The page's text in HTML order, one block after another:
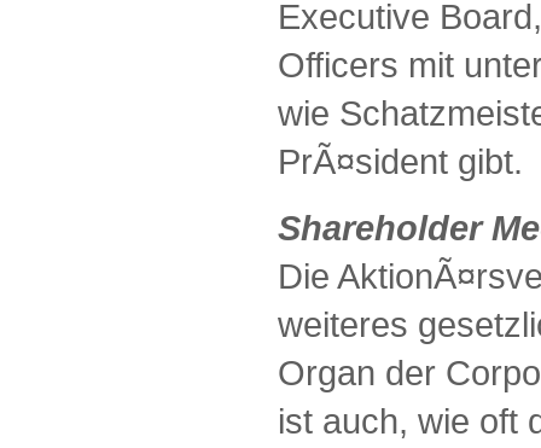
Executive
Officers mit
wie
PrÃ¤sident gibt.
Shareholder
Die
weiteres
Organ der
ist auch, wie oft